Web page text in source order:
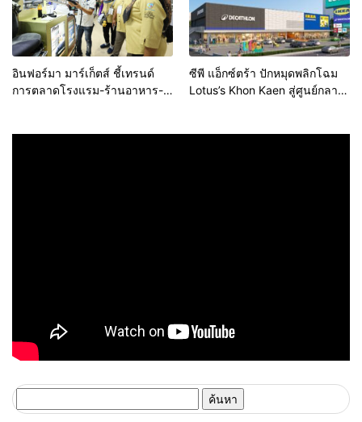
อินฟอร์มา มาร์เก็ตส์ ชี้เทรนด์
การตลาดโรงแรม-ร้านอาหาร-
ซีพี แอ็กซ์ตร้า ปักหมุดพลิกโฉม
Lotus’s Khon Kaen สู่ศูนย์กลาง
สำหรับ: